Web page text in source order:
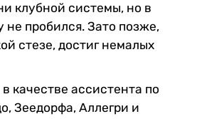
клубной системы, но в
пробился. Зато позже,
стезе, достиг немалых
качестве ассистента по
Зеедорфа, Аллегри и